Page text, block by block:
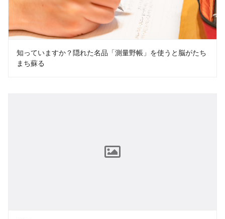
知っていますか？隠れた名品「測量野帳」を使うと脳がたち
まち蘇る